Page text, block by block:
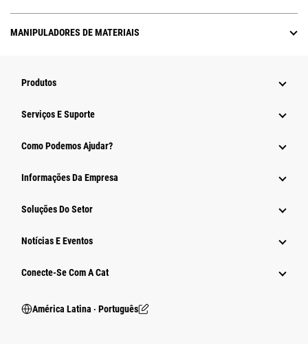
MANIPULADORES DE MATERIAIS
Produtos
Serviços E Suporte
Como Podemos Ajudar?
Informações Da Empresa
Soluções Do Setor
Notícias E Eventos
Conecte-Se Com A Cat
América Latina ‧ Português